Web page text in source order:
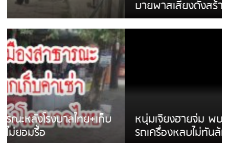
บายพาสเสียงดังสร้างความรำคาญ
หนุ่มเจียงฮายจ่ม พบถังน้ำดื่มตกกลางถนน
รถเครื่องหลบไม่ทันล้มบาดเจ็บ